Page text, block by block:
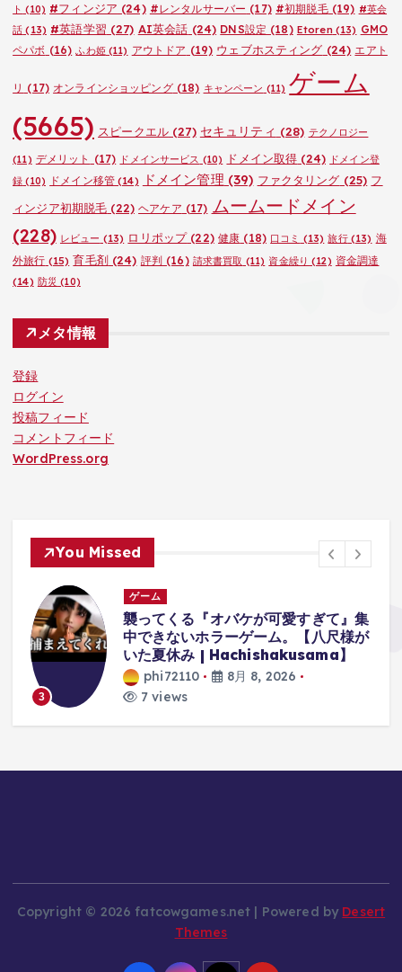
ト (10) #フィンジア (24) #レンタルサーバー (17) #初期脱毛(19) #英会
話 (13) #英語学習 (27) AI英会話 (24) DNS設定 (18) Etoren(13) GMO
ペパボ (16) ふわ姫(11) アウトドア (19) ウェブホスティング (24) エアト
リ (17) オンラインショッピング(18) キャンペーン (11) ゲーム
(5665) スピークエル(27) セキュリティ (28) テクノロジー
(11) デメリット (17) ドメインサービス (10) ドメイン取得 (24) ドメイン登
録 (10) ドメイン移管(14) ドメイン管理 (39) ファクタリング (25) フ
ィンジア初期脱毛 (22) ヘアケア (17) ムームードメイン
(228) レビュー (13) ロリポップ(22) 健康 (18) 口コミ (13) 旅行(13) 海
外旅行 (15) 育毛剤(24) 評判 (16) 請求書買取 (11) 資金繰り (12) 資金調達
(14) 防災 (10)
メタ情報
登録
ログイン
投稿フィード
コメントフィード
WordPress.org
You Missed
3
ゲーム
襲ってくる『オバケが可愛すぎて』集
中できないホラーゲーム。【八尺様が
いた夏休み | Hachishakusama】
phi72110
8月 8, 2026
7 views
Copyright © 2026 fatcowgames.net | Powered by Desert
Themes